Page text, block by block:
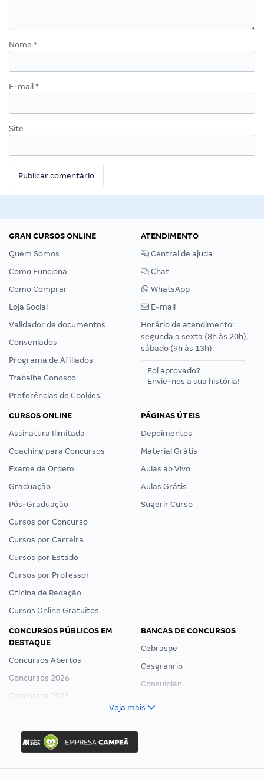
Nome *
E-mail *
Site
GRAN CURSOS ONLINE
Quem Somos
Como Funciona
Como Comprar
Loja Social
Validador de documentos
Conveniados
Programa de Afiliados
Trabalhe Conosco
Preferências de Cookies
ATENDIMENTO
Central de ajuda
Chat
WhatsApp
E-mail
Horário de atendimento:
segunda a sexta (8h às 20h),
sábado (9h às 13h).
Foi aprovado?
Envie-nos a sua história!
CURSOS ONLINE
Assinatura Ilimitada
Coaching para Concursos
Exame de Ordem
Graduação
Pós-Graduação
Cursos por Concurso
Cursos por Carreira
Cursos por Estado
Cursos por Professor
Oficina de Redação
Cursos Online Gratuitos
PÁGINAS ÚTEIS
Depoimentos
Material Grátis
Aulas ao Vivo
Aulas Grátis
Sugerir Curso
CONCURSOS PÚBLICOS EM
DESTAQUE
Concursos Abertos
Concursos 2026
Concursos 2025
Concurso Ibama
Concurso MPU
Editais publicados
BANCAS DE CONCURSOS
Cebraspe
Cesgranrio
Consulplan
Veja mais